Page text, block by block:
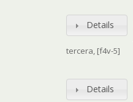
Details
tercera, [f4v-5]
Details